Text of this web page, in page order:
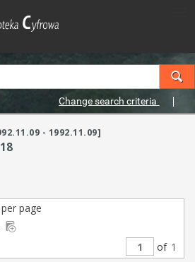
Change search criteria
- 1992.11.09]
18
page
of 1